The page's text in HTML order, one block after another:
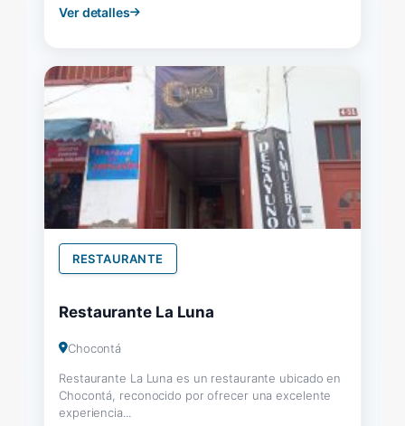
Ver detalles
RESTAURANTE
Restaurante La Luna
Chocontá
Restaurante La Luna es un restaurante ubicado en
Chocontá, reconocido por ofrecer una excelente
experiencia...